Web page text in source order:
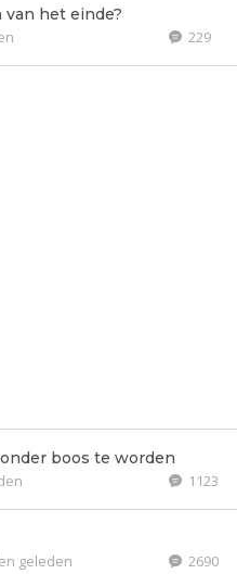
van het einde?
229
boos te worden
1123
geleden 2690